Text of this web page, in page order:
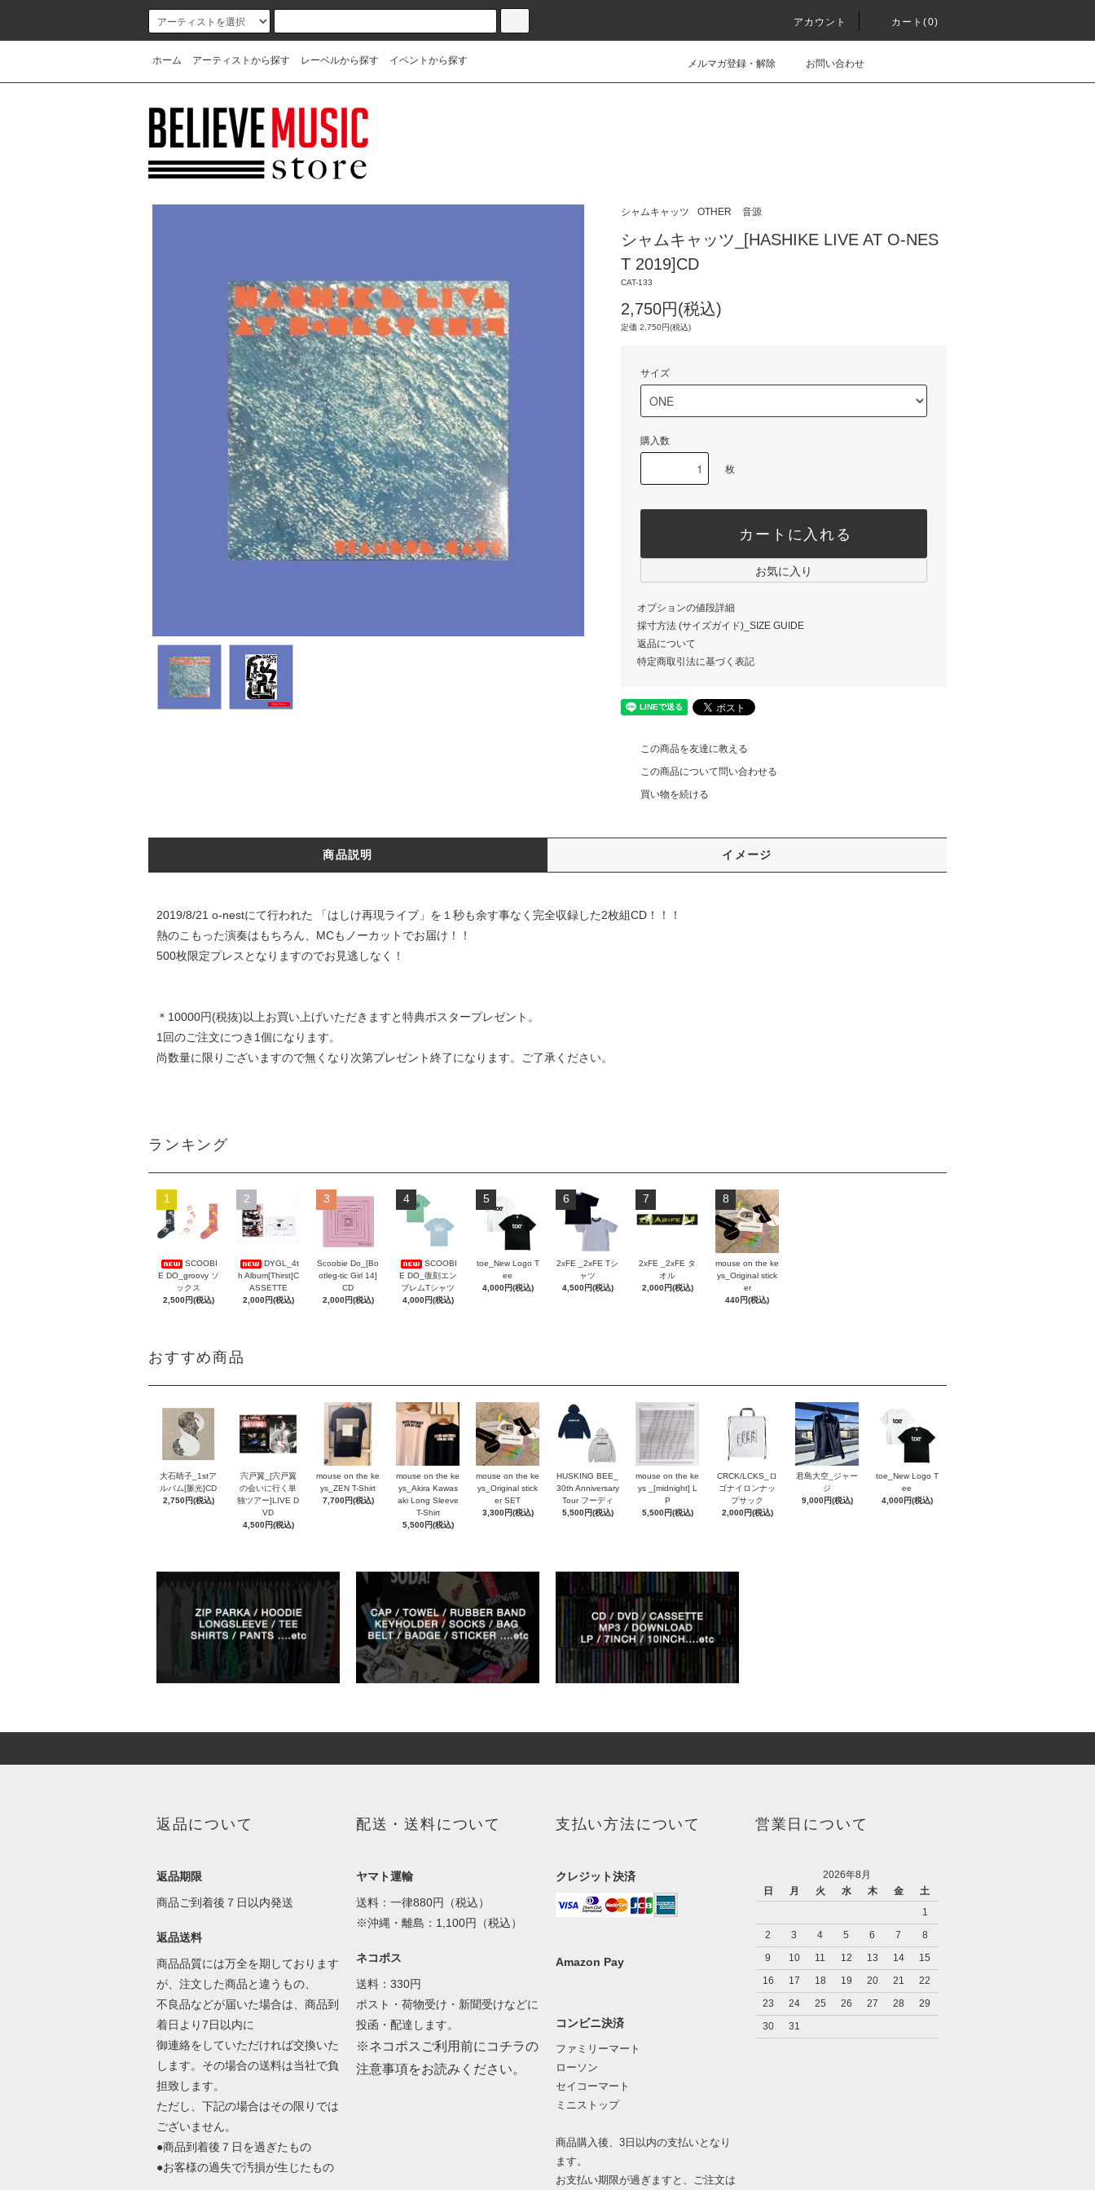
アカウント カート(0)
ホーム アーティストから探す レーベルから探す イベントから探す メルマガ登録・解除 お問い合わせ
シャムキャッツ OTHER 音源
シャムキャッツ_[HASHIKE LIVE AT O-NES
T 2019]CD
CAT-133
2,750円(税込)
定価 2,750円(税込)
サイズ
購入数
枚
カートに入れる
お気に入り
オプションの値段詳細
採寸方法 (サイズガイド)_SIZE GUIDE
返品について
特定商取引法に基づく表記
この商品を友達に教える
この商品について問い合わせる
買い物を続ける
商品説明 イメージ
2019/8/21 o-nestにて行われた 「はしけ再現ライブ」を１秒も余す事なく完全収録した2枚組CD！！！
熱のこもった演奏はもちろん、MCもノーカットでお届け！！
500枚限定プレスとなりますのでお見逃しなく！
＊10000円(税抜)以上お買い上げいただきますと特典ポスタープレゼント。
1回のご注文につき1個になります。
尚数量に限りございますので無くなり次第プレゼント終了になります。ご了承ください。
ランキング
1
SCOOBI
E DO_groovy ソ
ックス
2,500円(税込)
2
DYGL_4t
h Album[Thirst]C
ASSETTE
2,000円(税込)
3
Scoobie Do_[Bo
otleg-tic Girl 14]
CD
2,000円(税込)
4
SCOOBI
E DO_復刻エン
ブレムTシャツ
4,000円(税込)
5
toe_New Logo T
ee
4,000円(税込)
6
2xFE _2xFE Tシ
ャツ
4,500円(税込)
7
2xFE _2xFE タ
オル
2,000円(税込)
8
mouse on the ke
ys_Original stick
er
440円(税込)
おすすめ商品
大石晴子_1stア
ルバム[脈光]CD
2,750円(税込)
宍戸翼_[宍戸翼
の会いに行く単
独ツアー]LIVE D
VD
4,500円(税込)
mouse on the ke
ys_ZEN T-Shirt
7,700円(税込)
mouse on the ke
ys_Akira Kawas
aki Long Sleeve
T-Shirt
5,500円(税込)
mouse on the ke
ys_Original stick
er SET
3,300円(税込)
HUSKING BEE_
30th Anniversary
Tour フーディ
5,500円(税込)
mouse on the ke
ys _[midnight] L
P
5,500円(税込)
CRCK/LCKS_ロ
ゴナイロンナッ
プサック
2,000円(税込)
君島大空_ジャー
ジ
9,000円(税込)
toe_New Logo T
ee
4,000円(税込)
返品について
返品期限
商品ご到着後７日以内発送
返品送料
商品品質には万全を期しております
が、注文した商品と違うもの、
不良品などが届いた場合は、商品到
着日より7日以内に
御連絡をしていただければ交換いた
します。その場合の送料は当社で負
担致します。
ただし、下記の場合はその限りでは
ございません。
●商品到着後７日を過ぎたもの
●お客様の過失で汚損が生じたもの
配送・送料について
ヤマト運輸
送料：一律880円（税込）
※沖縄・離島：1,100円（税込）
ネコポス
送料：330円
ポスト・荷物受け・新聞受けなどに
投函・配達します。
※ネコポスご利用前にコチラの
注意事項をお読みください。
支払い方法について
クレジット決済
Amazon Pay
コンビニ決済
ファミリーマート
ローソン
セイコーマート
ミニストップ
商品購入後、3日以内の支払いとなり
ます。
お支払い期限が過ぎますと、ご注文は
営業日について
2026年8月
日
月 火 水 木 金
土
1
2
3 4 5 6 7
8
9
10 11 12 13 14
15
16
17 18 19 20 21
22
23
24 25 26 27 28
29
30
31